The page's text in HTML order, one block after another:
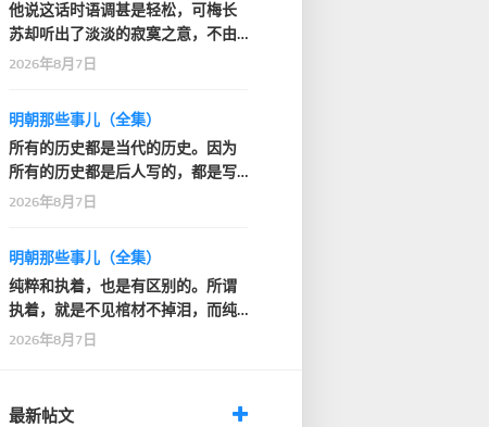
他说这话时语调甚是轻松，可梅长
苏却听出了淡淡的寂寞之意，不由
深深看了他一眼
2026年8月7日
明朝那些事儿（全集）
所有的历史都是当代的历史。因为
所有的历史都是后人写的，都是写
的人的那个时代的感…
2026年8月7日
明朝那些事儿（全集）
纯粹和执着，也是有区别的。所谓
执着，就是不见棺材不掉泪，而纯
粹，是见了棺材，也…
2026年8月7日
最新帖文